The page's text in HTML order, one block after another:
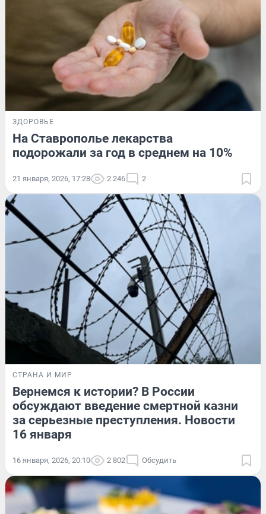
ЗДОРОВЬЕ
На Ставрополье лекарства
подорожали за год в среднем на 10%
21 января, 2026, 17:28 2 246 2
СТРАНА И МИР
Вернемся к истории? В России
обсуждают введение смертной казни
за серьезные преступления. Новости
16 января
16 января, 2026, 20:10 2 802 Обсудить